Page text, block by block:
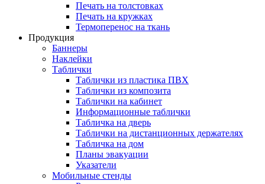
Печать на толстовках
Печать на кружках
Термоперенос на ткань
Продукция
Баннеры
Наклейки
Таблички
Таблички из пластика ПВХ
Таблички из композита
Таблички на кабинет
Информационные таблички
Табличка на дверь
Таблички на дистанционных держателях
Табличка на дом
Планы эвакуации
Указатели
Мобильные стенды